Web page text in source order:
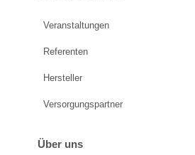
Veranstaltungen
Referenten
Hersteller
Versorgungspartner
Über uns